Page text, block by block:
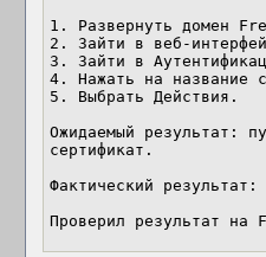
1. Развернуть домен
2. Зайти в веб-
3. Зайти в
4. Нажать на название
5. Выбрать Действия.
Ожидаемый результат:
сертификат.
Фактический
Проверил результат